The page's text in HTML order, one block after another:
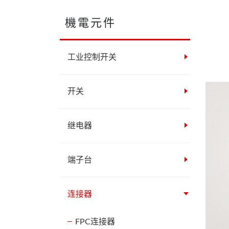
機電元件
工业控制开关
开关
继电器
端子台
连接器
FPC连接器